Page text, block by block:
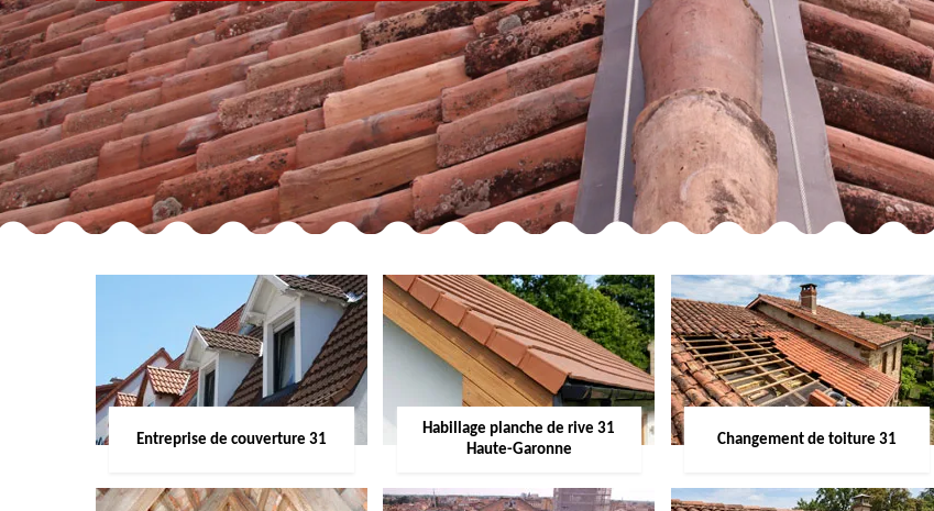
Entreprise de couverture 31
Habillage planche de rive 31
Haute-Garonne
Changement de toiture 31